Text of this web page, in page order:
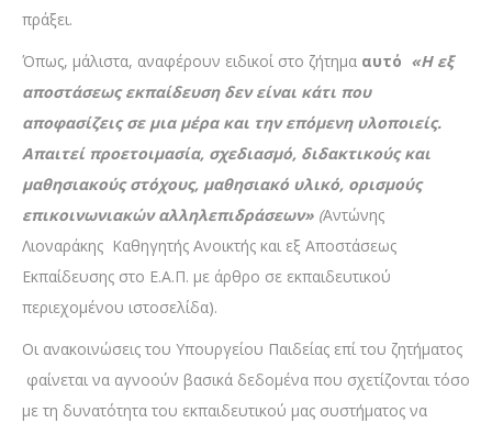
πράξει.
Όπως, μάλιστα, αναφέρουν ειδικοί στο ζήτημα αυτό «Η εξ
αποστάσεως εκπαίδευση δεν είναι κάτι που
αποφασίζεις σε μια μέρα και την επόμενη υλοποιείς.
Απαιτεί προετοιμασία, σχεδιασμό, διδακτικούς και
μαθησιακούς στόχους, μαθησιακό υλικό, ορισμούς
επικοινωνιακών αλληλεπιδράσεων» (Αντώνης
Λιοναράκης Καθηγητής Ανοικτής και εξ Αποστάσεως
Εκπαίδευσης στο Ε.Α.Π. με άρθρο σε εκπαιδευτικού
περιεχομένου ιστοσελίδα).
Οι ανακοινώσεις του Υπουργείου Παιδείας επί του ζητήματος
φαίνεται να αγνοούν βασικά δεδομένα που σχετίζονται τόσο
με τη δυνατότητα του εκπαιδευτικού μας συστήματος να